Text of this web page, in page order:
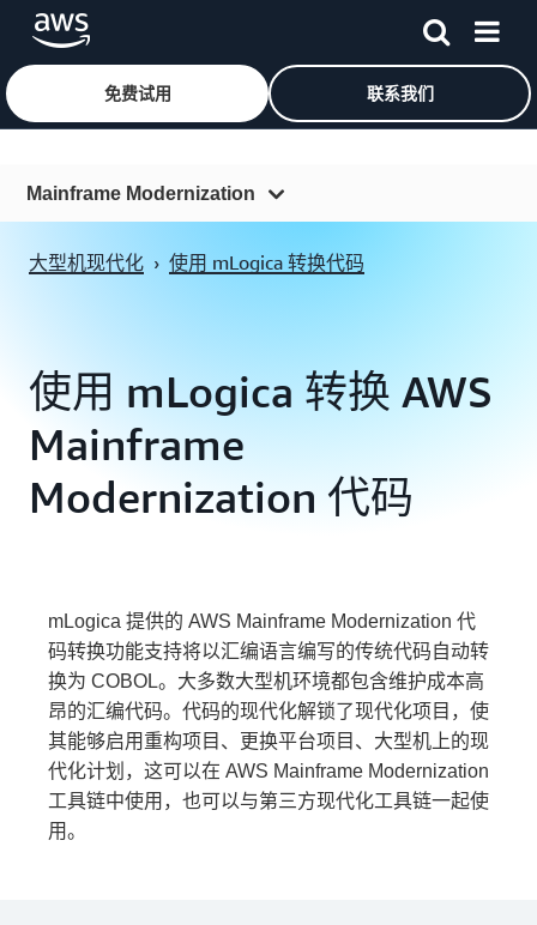
免费试用 联系我们
Mainframe Modernization
定价
资源
常见问题
大型机现代化 › 使用 mLogica 转换代码
使用 mLogica 转换 AWS
Mainframe
Modernization 代码
mLogica 提供的 AWS Mainframe Modernization 代
码转换功能支持将以汇编语言编写的传统代码自动转
换为 COBOL。大多数大型机环境都包含维护成本高
昂的汇编代码。代码的现代化解锁了现代化项目，使
其能够启用重构项目、更换平台项目、大型机上的现
代化计划，这可以在 AWS Mainframe Modernization
工具链中使用，也可以与第三方现代化工具链一起使
用。